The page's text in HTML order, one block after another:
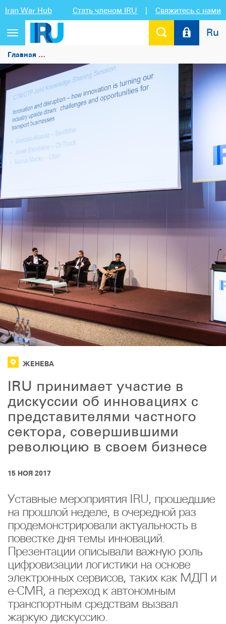
Iran War Hub Стать членом IRU | Свяжитесь с нами
Переключить
навигацию
Ru
Главная
ЖЕНЕВА
IRU принимает участие в
дискуссии об инновациях с
представителями частного
сектора, совершившими
революцию в своем бизнесе
15 НОЯ 2017
Уставные мероприятия IRU, прошедшие
на прошлой неделе, в очередной раз
продемонстрировали актуальность в
повестке дня темы инноваций.
Презентации описывали важную роль
цифровизации логистики на основе
электронных сервисов, таких как МДП и
e-CMR, а переход к автономным
транспортным средствам вызвал
жаркую дискуссию.